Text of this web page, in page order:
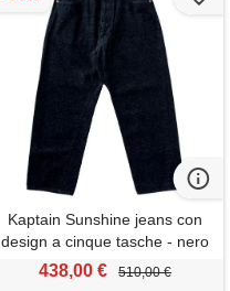
Kaptain Sunshine jeans con
design a cinque tasche - nero
438,00 € 510,00 €